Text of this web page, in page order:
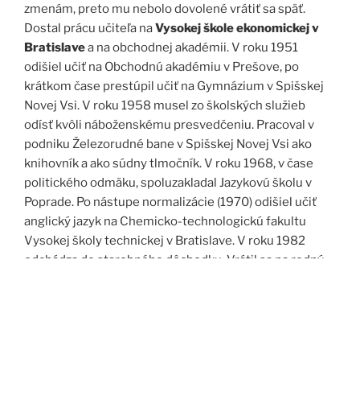
zmenám, preto mu nebolo dovolené vrátiť sa späť.
Dostal prácu učiteľa naVysokej škole ekonomickej v
Bratislavea na obchodnej akadémii. V roku 1951
odišiel učiť na Obchodnú akadémiu v Prešove, po
krátkom čase prestúpil učiť na Gymnázium v Spišskej
Novej Vsi. V roku 1958 musel zo školských služieb
odísť kvôli náboženskému presvedčeniu. Pracoval v
podniku Železorudné bane v Spišskej Novej Vsi ako
knihovník a ako súdny tlmočník. V roku 1968, v čase
politického odmäku, spoluzakladal Jazykovú školu v
Poprade. Po nástupe normalizácie (1970) odišiel učiť
anglický jazyk na Chemicko-technologickú fakultu
Vysokej školy technickej v Bratislave. V roku 1982
odchádza do starobného dôchodku. Vrátil sa na rodný